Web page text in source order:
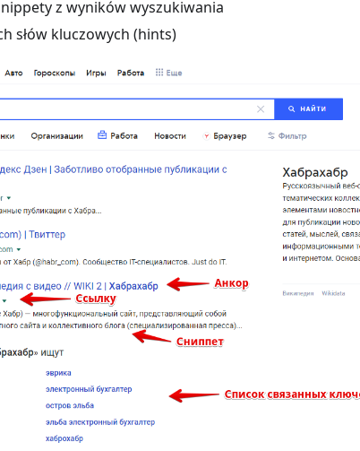
z wyników wyszukiwania
słów kluczowych (hints)